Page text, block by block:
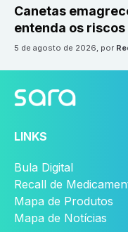
Canetas
entenda os
5 de agosto de 2026, por
LINKS
Bula Digital
Recall de
Mapa de Produtos
Mapa de Notícias